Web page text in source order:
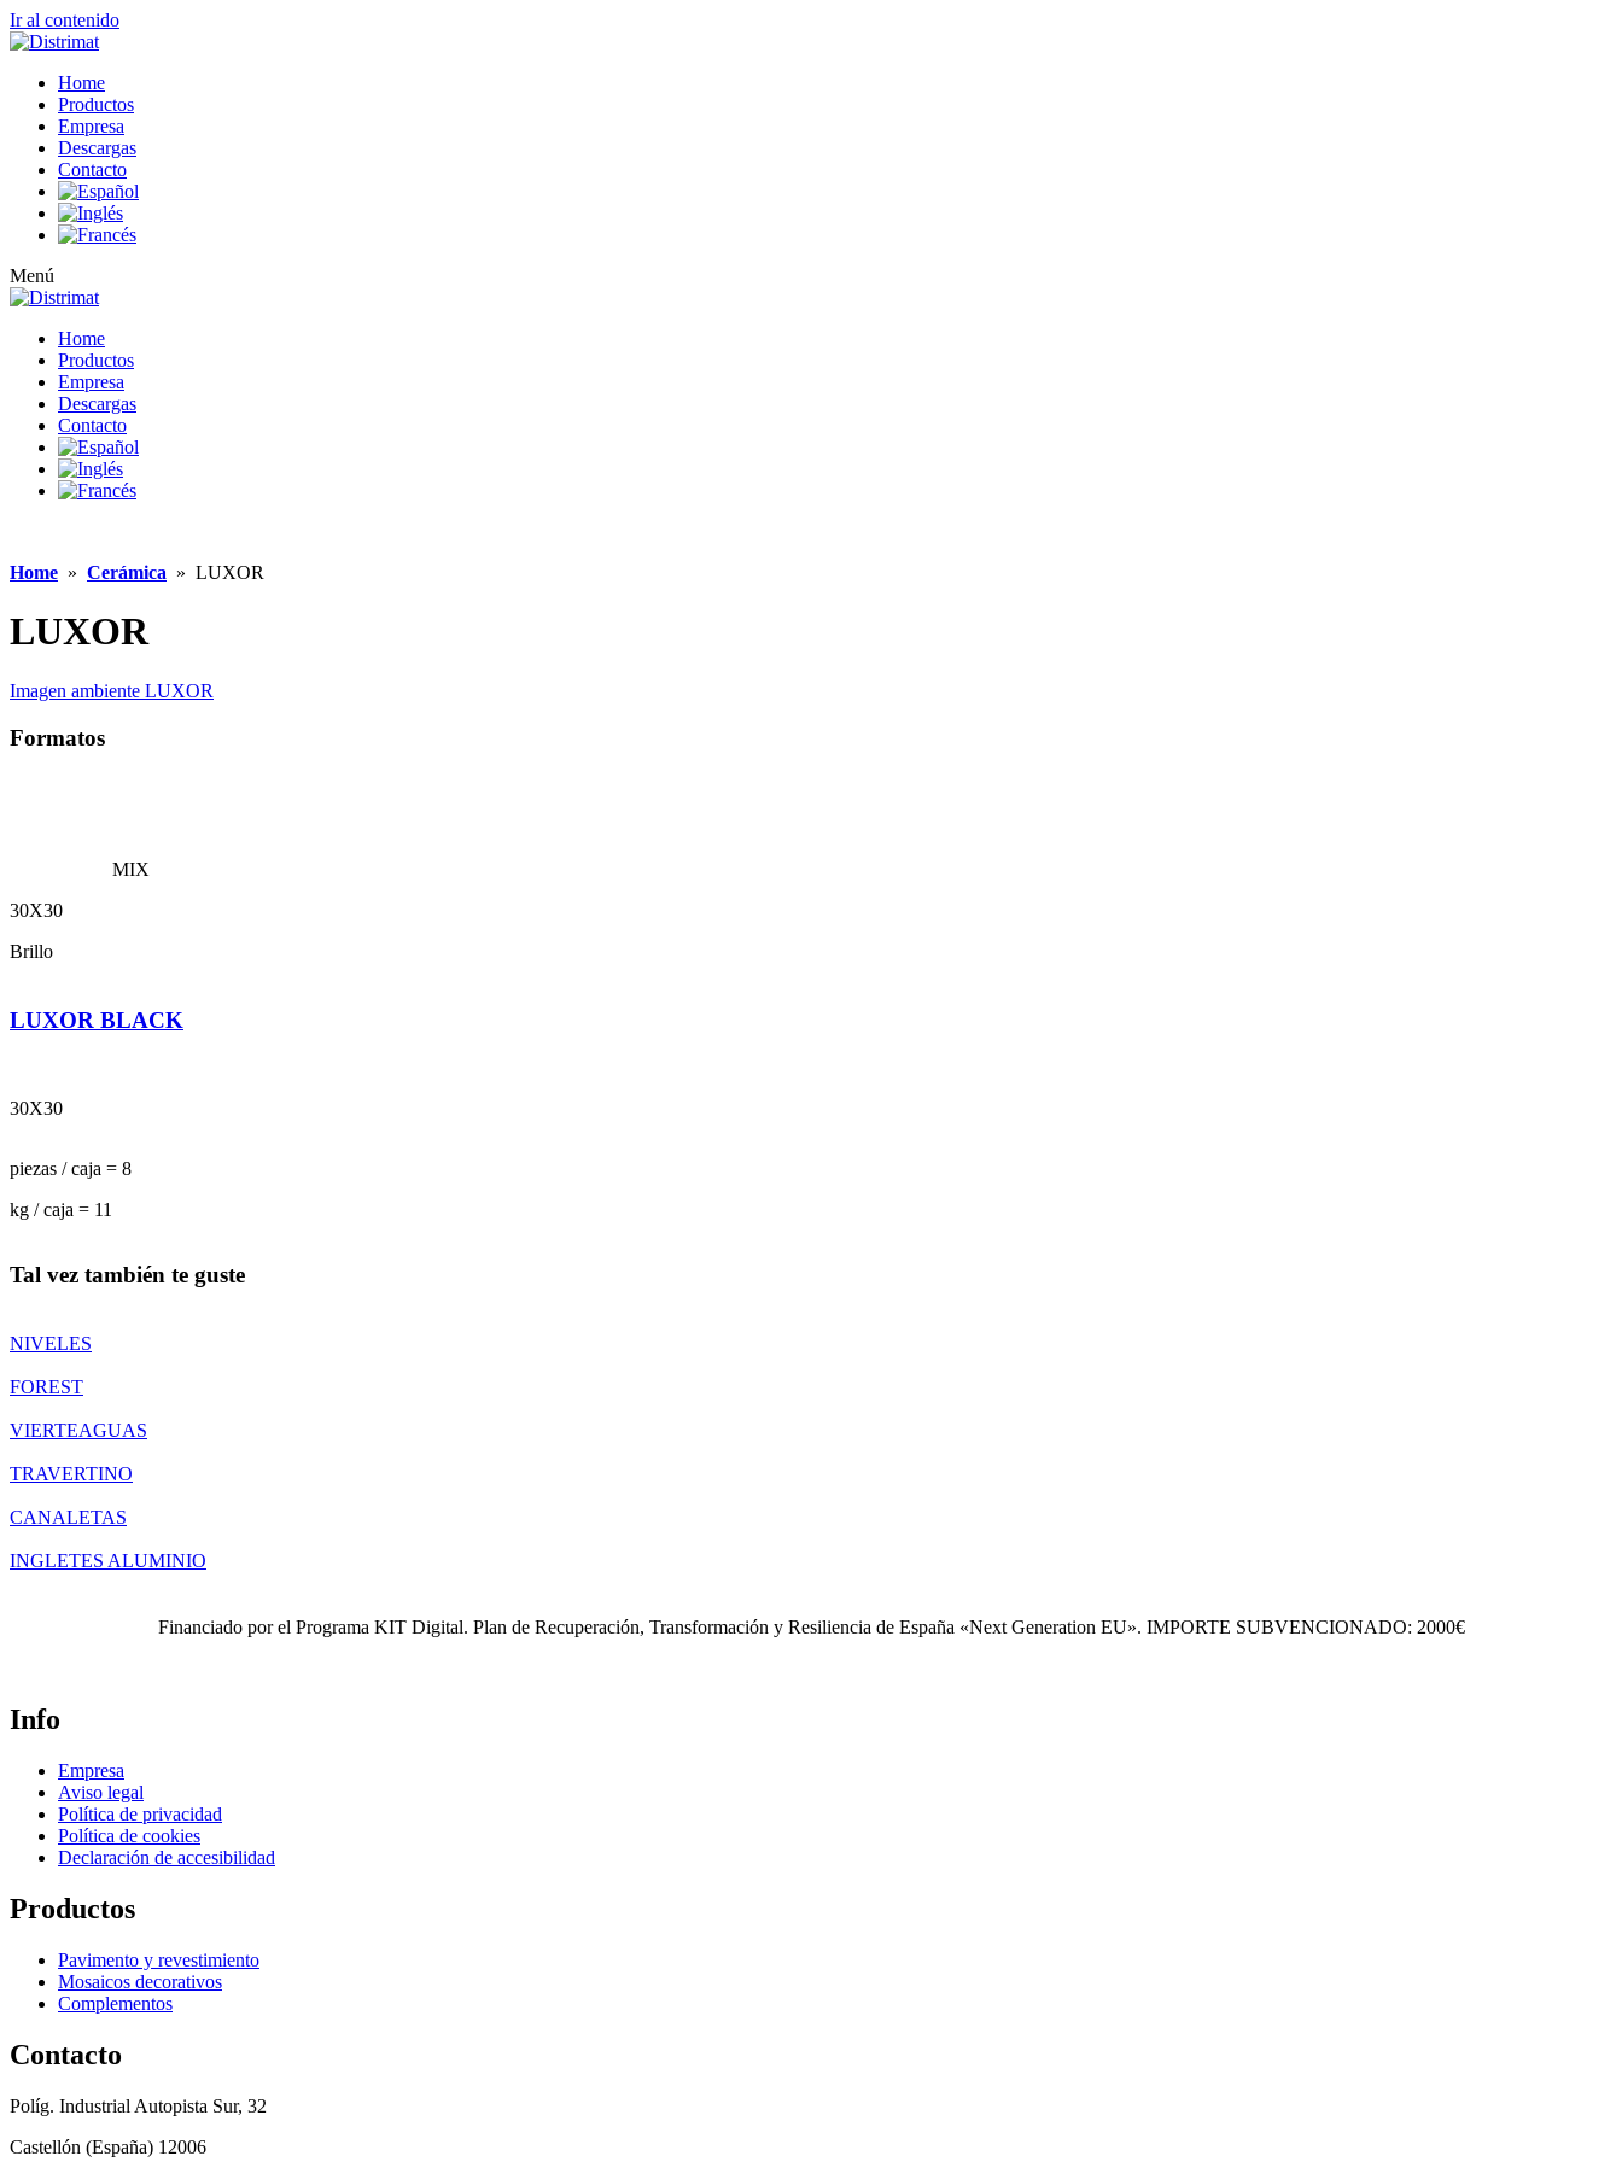
Ir al contenido
Home
Productos
Empresa
Descargas
Contacto
Menú
Home
Productos
Empresa
Descargas
Contacto
Home » Cerámica » LUXOR
LUXOR
Imagen ambiente LUXOR
Formatos
MIX
30X30
Brillo
LUXOR BLACK
30X30
piezas / caja = 8
kg / caja = 11
Tal vez también te guste
NIVELES
FOREST
VIERTEAGUAS
TRAVERTINO
CANALETAS
INGLETES ALUMINIO
Financiado por el Programa KIT Digital. Plan de Recuperación, Transformación y Resiliencia de España «Next Generation EU». IMPORTE SUBVENCIONADO: 2000€
Info
Empresa
Aviso legal
Política de privacidad
Política de cookies
Declaración de accesibilidad
Productos
Pavimento y revestimiento
Mosaicos decorativos
Complementos
Contacto
Políg. Industrial Autopista Sur, 32
Castellón (España) 12006